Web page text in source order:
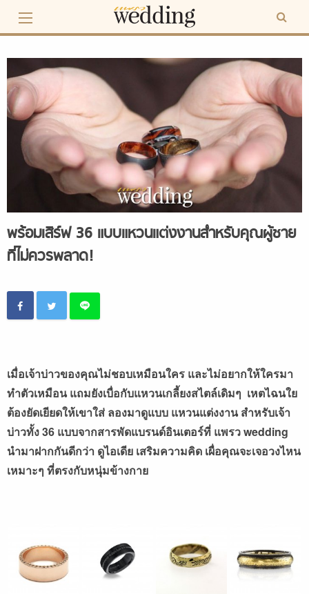
content
พร้อมเสิร์ฟ 36 แบบแหวนแต่งงานสำหรับคุณผู้ชาย
ที่ไม่ควรพลาด!
เมื่อเจ้าบ่าวของคุณไม่ชอบเหมือนใคร และไม่อยากให้ใครมา
ทำตัวเหมือน แถมยังเบื่อกับแหวนเกลี้ยงสไตล์เดิมๆ เหตไฉนใย
ต้องยัดเยียดให้เขาใส่ ลองมาดูแบบ แหวนแต่งงาน สำหรับเจ้า
บ่าวทั้ง 36 แบบจากสารพัดแบรนด์อินเตอร์ที่ แพรว wedding
นำมาฝากกันดีกว่า ดูไอเดีย เสริมความคิด เผื่อคุณจะเจอวงไหน
เหมาะๆ ที่ตรงกับหนุ่มข้างกาย